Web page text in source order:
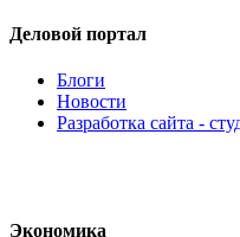
Деловой портал
Блоги
Новости
Разработка сайта -
Экономика